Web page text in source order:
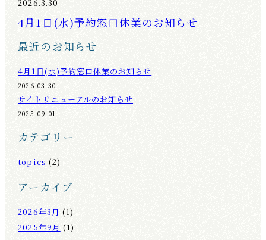
E
報
2026.3.30
4月1日(水)予約窓口休業のお知らせ
最近のお知らせ
4月1日(水)予約窓口休業のお知らせ
2026-03-30
サイトリニューアルのお知らせ
2025-09-01
カテゴリー
topics (2)
アーカイブ
2026年3月 (1)
2025年9月 (1)